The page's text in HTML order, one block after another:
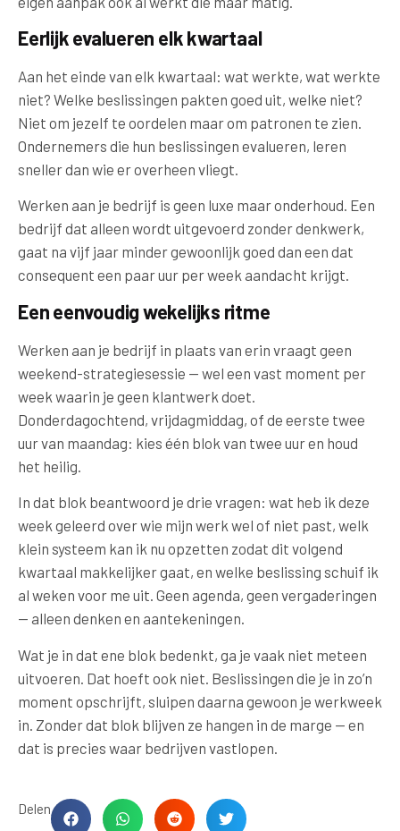
Eerlijk evalueren elk kwartaal
Aan het einde van elk kwartaal: wat werkte, wat werkte
niet? Welke beslissingen pakten goed uit, welke niet?
Niet om jezelf te oordelen maar om patronen te zien.
Ondernemers die hun beslissingen evalueren, leren
sneller dan wie er overheen vliegt.
Werken aan je bedrijf is geen luxe maar onderhoud. Een
bedrijf dat alleen wordt uitgevoerd zonder denkwerk,
gaat na vijf jaar minder gewoonlijk goed dan een dat
consequent een paar uur per week aandacht krijgt.
Een eenvoudig wekelijks ritme
Werken aan je bedrijf in plaats van erin vraagt geen
weekend-strategiesessie — wel een vast moment per
week waarin je geen klantwerk doet.
Donderdagochtend, vrijdagmiddag, of de eerste twee
uur van maandag: kies één blok van twee uur en houd
het heilig.
In dat blok beantwoord je drie vragen: wat heb ik deze
week geleerd over wie mijn werk wel of niet past, welk
klein systeem kan ik nu opzetten zodat dit volgend
kwartaal makkelijker gaat, en welke beslissing schuif ik
al weken voor me uit. Geen agenda, geen vergaderingen
— alleen denken en aantekeningen.
Wat je in dat ene blok bedenkt, ga je vaak niet meteen
uitvoeren. Dat hoeft ook niet. Beslissingen die je in zo’n
moment opschrijft, sluipen daarna gewoon je werkweek
in. Zonder dat blok blijven ze hangen in de marge — en
dat is precies waar bedrijven vastlopen.
Delen